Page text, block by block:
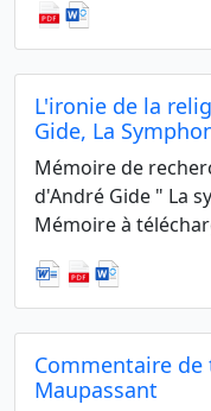
L'ironie de la
Gide, La
Mémoire de
d'André Gide " La
Mémoire à
Commentaire
Maupassant